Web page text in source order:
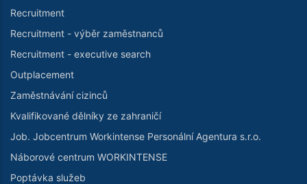
Recruitment
Recruitment - výběr zaměstnanců
Recruitment - executive search
Outplacement
Zaměstnávání cizinců
Kvalifikované dělníky ze zahraničí
Job. Jobcentrum Workintense Personální Agentura s.r.o.
Náborové centrum WORKINTENSE
Poptávka služeb